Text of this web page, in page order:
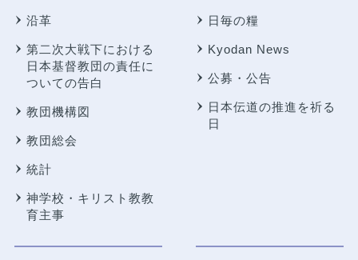
沿革
第二次大戦下における
日本基督教団の責任に
ついての告白
教団機構図
教団総会
統計
神学校・キリスト教教
育主事
日毎の糧
Kyodan News
公募・公告
日本伝道の推進を祈る
日